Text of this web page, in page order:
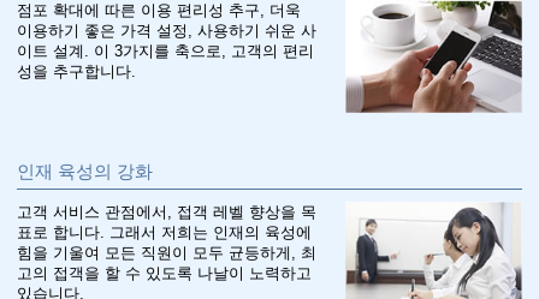
점포 확대에 따른 이용 편리성 추구, 더욱
이용하기 좋은 가격 설정, 사용하기 쉬운 사
이트 설계. 이 3가지를 축으로, 고객의 편리
성을 추구합니다.
인재 육성의 강화
고객 서비스 관점에서, 접객 레벨 향상을 목
표로 합니다. 그래서 저희는 인재의 육성에
힘을 기울여 모든 직원이 모두 균등하게, 최
고의 접객을 할 수 있도록 나날이 노력하고
있습니다.